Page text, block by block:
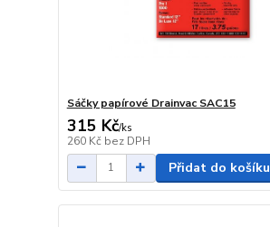
Sáčky papírové Drainvac SAC15
315 Kč/ks
260 Kč bez DPH
Přidat do košíku